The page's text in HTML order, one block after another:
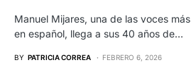
Manuel Mijares, una de las voces
en español, llega a sus 40 años de…
BY PATRICIA CORREA FEBRERO 6, 2026